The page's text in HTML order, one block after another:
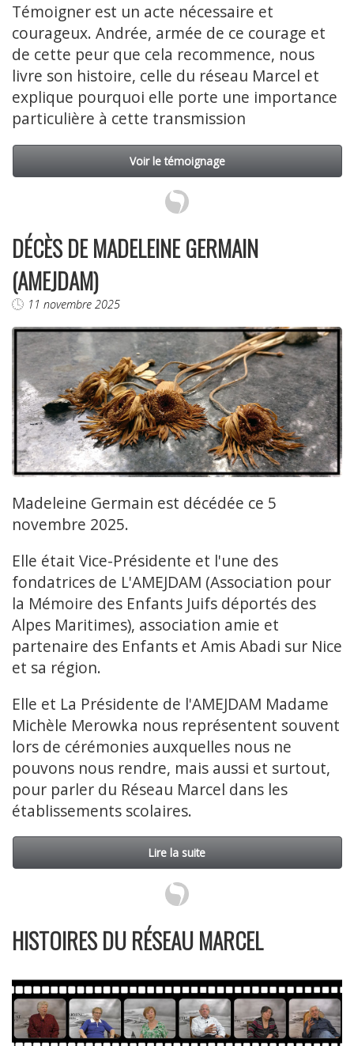
Témoigner est un acte nécessaire et
courageux. Andrée, armée de ce courage et
de cette peur que cela recommence, nous
livre son histoire, celle du réseau Marcel et
explique pourquoi elle porte une importance
particulière à cette transmission
Voir le témoignage
DÉCÈS DE MADELEINE GERMAIN
(AMEJDAM)
11 novembre 2025
Madeleine Germain est décédée ce 5
novembre 2025.
Elle était Vice-Présidente et l'une des
fondatrices de L'AMEJDAM (Association pour
la Mémoire des Enfants Juifs déportés des
Alpes Maritimes), association amie et
partenaire des Enfants et Amis Abadi sur Nice
et sa région.
Elle et La Présidente de l'AMEJDAM Madame
Michèle Merowka nous représentent souvent
lors de cérémonies auxquelles nous ne
pouvons nous rendre, mais aussi et surtout,
pour parler du Réseau Marcel dans les
établissements scolaires.
Lire la suite
HISTOIRES DU RÉSEAU MARCEL